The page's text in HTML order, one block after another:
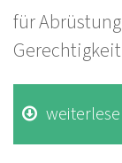
für